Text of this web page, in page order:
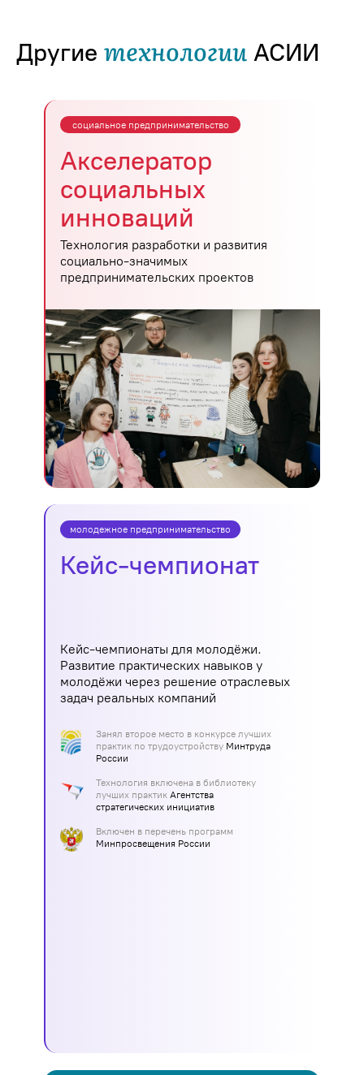
Другие технологии АСИИ
социальное предпринимательство
Акселератор
социальных
инноваций
Технология разработки и развития
социально-значимых
предпринимательских проектов
молодежное предпринимательство
Кейс-чемпионат
Кейс-чемпионаты для молодёжи.
Развитие практических навыков у
молодёжи через решение отраслевых
задач реальных компаний
Технология включена в библиотеку
лучших практик Агентства
стратегических инициатив
Занял второе место в конкурсе лучших
практик по трудоустройству Минтруда
России
Включен в перечень программ
Минпросвещения России